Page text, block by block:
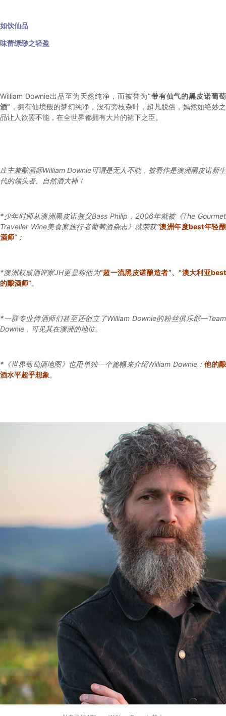
如饮仙品
味蕾缥缈之轻盈
William Downie出品至为天然纯净，而被誉为“带有仙气的黑皮诺葡萄
酒” ，拥有仙境般的梦幻纯净，没有旁枝杂叶，超凡脱俗，嫣然如绝妙之
品让人欲罢不能，在全世界都拥有大片的裙下之臣。
庄主兼酿酒师William Downie可谓是无人不晓，被看作是澳洲黑皮诺新生
代的领头者、自然酒大神！
*少年时师从澳洲黑皮诺教父Bass Philip，2006年就被《The Gourmet
Traveller Wine美食家旅行者葡萄酒杂志》就荣获“澳洲年度best年轻酿
酒师”；
*澳洲权威酒评家JH更是称他为“超一流黑皮诺酿造者”、“澳大利亚best
的酿酒师”。
*一群专业侍酒师们甚至还创立了William Downie的粉丝俱乐部—Team
Downie，可见其在澳洲的地位。
*《世界葡萄酒地图》也用单独一个篇幅来介绍William Downie：他的酿
酒水平超乎想象。